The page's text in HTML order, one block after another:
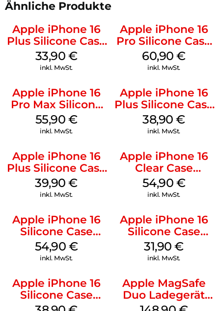
Ähnliche Produkte
Apple iPhone 16
Plus Silicone Case
MagSafe Lake
Green
33,90 €
inkl. MwSt.
Apple iPhone 16
Pro Silicone Case
MagSafe Stone
Gray
60,90€
inkl. MwSt.
Apple iPhone 16
Pro Max Silicone
Case MagSafe
Stone Gray
55,90 €
inkl. MwSt.
Apple iPhone 16
Plus Silicone Case
MagSafe Denim
38,90€
inkl. MwSt.
Apple iPhone 16
Plus Silicone Case
MagSafe Plum
39,90€
inkl. MwSt.
Apple iPhone 16
Clear Case
MagSafe
Transparent
54,90 €
inkl. MwSt.
Apple iPhone 16
Silicone Case
MagSafe Lake
Green
54,90 €
inkl. MwSt.
Apple iPhone 16
Silicone Case
MagSafe Fuchsia
31,90€
inkl. MwSt.
Apple iPhone 16
Silicone Case
MagSafe
Apple MagSafe
Duo Ladegerät
Weiß